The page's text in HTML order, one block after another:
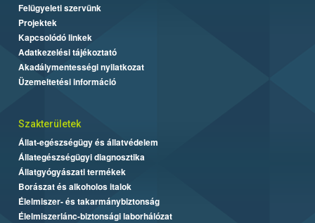
Felügyeleti szervünk
Projektek
Kapcsolódó linkek
Adatkezelési tájékoztató
Akadálymentességi nyilatkozat
Üzemeltetési információ
Szakterületek
Állat-egészségügy és állatvédelem
Állategészségügyi diagnosztika
Állatgyógyászati termékek
Borászat és alkoholos italok
Élelmiszer- és takarmánybiztonság
Élelmiszerlánc-biztonsági laborhálózat